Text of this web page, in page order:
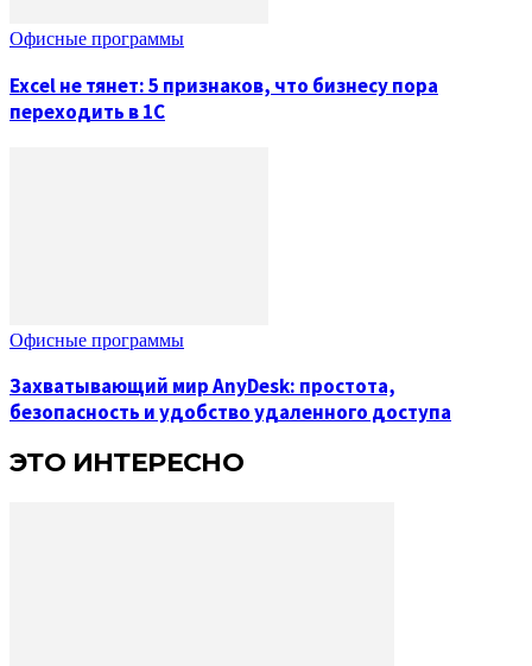
Офисные программы
Excel не тянет: 5 признаков, что бизнесу пора
переходить в 1С
Офисные программы
Захватывающий мир AnyDesk: простота,
безопасность и удобство удаленного доступа
ЭТО ИНТЕРЕСНО